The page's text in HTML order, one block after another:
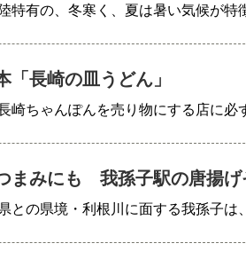
特有の、冬寒く、夏は暑い気候が
「長崎の皿うどん」
崎ちゃんぽんを売り物にする店に
まみにも 我孫子駅の唐揚げ
との県境・利根川に面する我孫子